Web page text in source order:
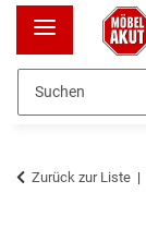
Zurück zur Liste